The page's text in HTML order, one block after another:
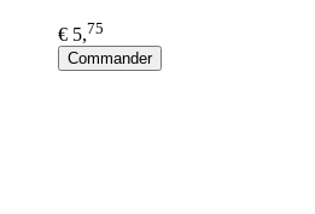
€ 5,75
Commander